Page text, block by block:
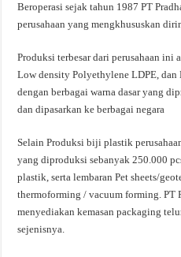
Beroperasi sejak tahun 1987 PT
perusahaan yang mengkhususkan
Produksi terbesar dari perusahaan
Low density Polyethylene LDPE,
dengan berbagai warna dasar yang
dan dipasarkan ke berbagai negara
Selain Produksi biji plastik
yang diproduksi sebanyak 250.000
plastik, serta lembaran Pet sheets/
thermoforming / vacuum forming. PT
menyediakan kemasan packaging
sejenisnya.